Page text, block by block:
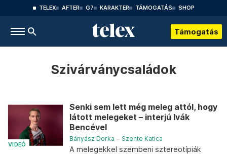
TELEX AFTER G7 KARAKTER TÁMOGATÁS SHOP
Támogatás
Szivárványcsaládok
VIDEÓ
Senki sem lett még meleg attól, hogy
látott melegeket – interjú Ivák
Bencével
Bányász Dorka – Szente Katica
A melegekkel szembeni sztereotípiák